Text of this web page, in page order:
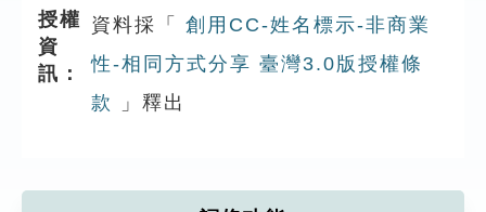
授權
資
訊：
資料採「
創用CC-姓名標示-非商業
性-相同方式分享 臺灣3.0版授權條
款
」釋出